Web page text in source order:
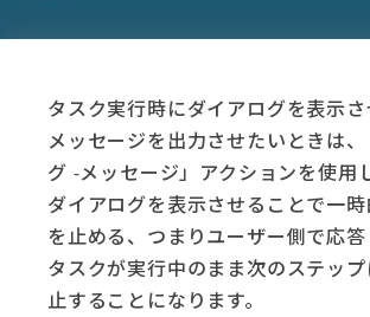
タスク実行時にダイアログを表示
メッセージを出力させたいときは
グ -メッセージ」アクションを使用
ダイアログを表示させることで一
を止める、つまりユーザー側で応
タスクが実行中のまま次のステッ
止することになります。